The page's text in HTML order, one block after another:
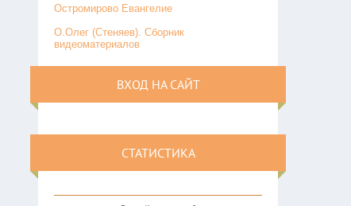
Остромирово Евангелие
О.Олег (Стеняев). Сборник
видеоматериалов
ВХОД НА САЙТ
СТАТИСТИКА